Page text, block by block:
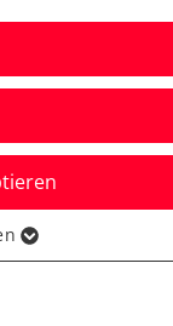
der
die Webseite